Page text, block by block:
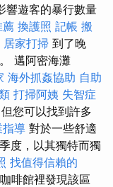
響遊客的暴行數量
薦 換護照 記帳 搬
居家打掃 到了晚
邁阿密海灘
海外抓姦協助 自助
打掃阿姨 失智症
您可以找到許多
指導 對於一些舒適
度，以其獨特而獨
找值得信賴的
啡館裡發現該區